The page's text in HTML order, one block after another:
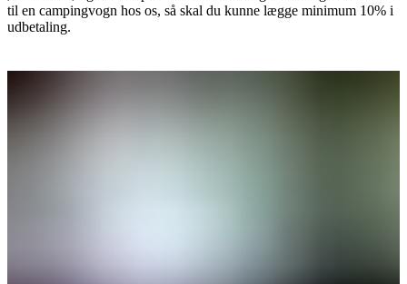
til en campingvogn hos os, så skal du kunne lægge minimum 10% i
udbetaling.